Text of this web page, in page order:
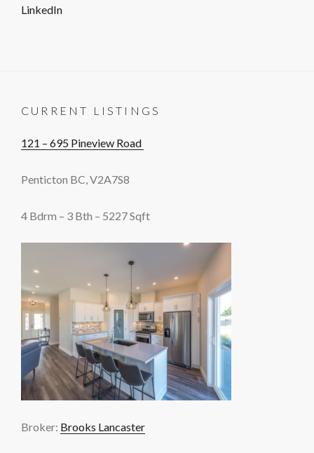
LinkedIn
CURRENT LISTINGS
121 – 695 Pineview Road
Penticton BC, V2A7S8
4 Bdrm – 3 Bth – 5227 Sqft
Broker: Brooks Lancaster